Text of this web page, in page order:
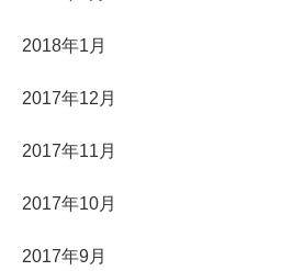
2018年1月
2017年12月
2017年11月
2017年10月
2017年9月